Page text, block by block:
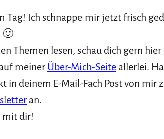
Tag! Ich schnappe mir jetzt frisch
🙂
Themen lesen, schau dich gern
meiner Über-Mich-Seite allerlei.
in deinem E-Mail-Fach Post von mir
an.
mit dir!